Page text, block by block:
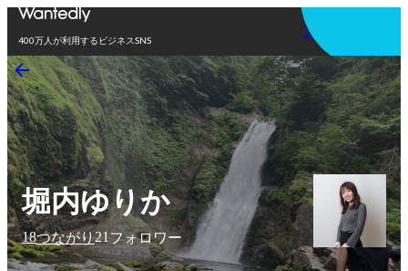
400万人が利用するビジネスSNS
アプリを使う
堀内ゆりか
18つながり21フォロワー